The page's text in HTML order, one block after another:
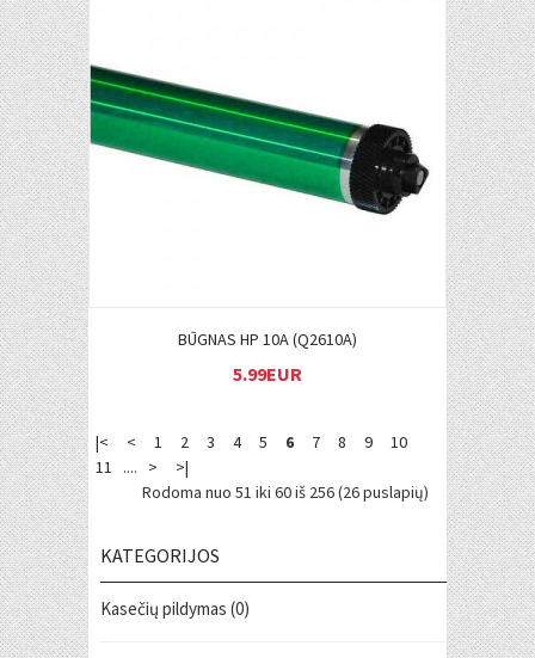
Į KREPŠELĮ
BŪGNAS HP 10A (Q2610A)
5.99EUR
|< < 1 2 3 4 5 6 7 8 9
10
11
.... >
>|
Rodoma nuo 51 iki 60 iš 256 (26 puslapių)
KATEGORIJOS
Kasečių pildymas (0)